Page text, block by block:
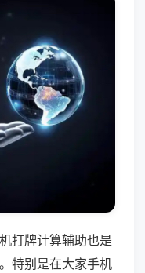
打牌计算辅助也是
特别是在大家手机